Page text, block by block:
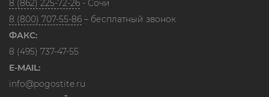
8 (862) 225-72-26 - Сочи
8 (800) 707-55-86 – бесплатный звонок
ФАКС:
8 (495) 737-47-55
E-MAIL:
info@pogostite.ru